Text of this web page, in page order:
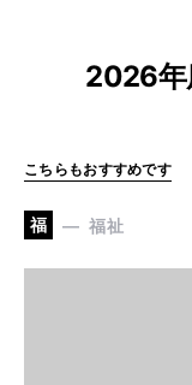
2026年
こちらもおすすめです
福 福祉